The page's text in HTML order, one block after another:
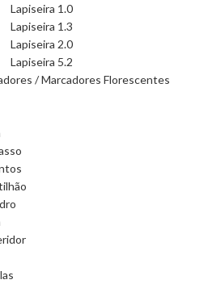
Lapiseira 1.0
Lapiseira 1.3
Lapiseira 2.0
Lapiseira 5.2
/ Marcadores Florescentes